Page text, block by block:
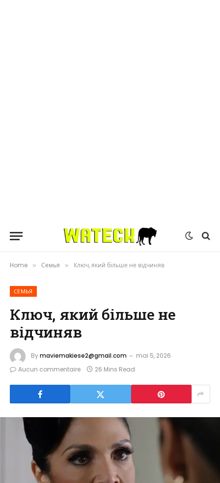
Home » Семья » Ключ, який більше не відчиняв
СЕМЬЯ
Ключ, який більше не
відчиняв
Bymaviemakiese2@gmail.com
mai 5, 2026
Aucun commentaire
26 Mins Read